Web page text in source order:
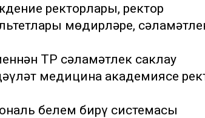
ректорлары, ректор
мөдирләре,
ТР сәламәтлек саклау
медицина академиясе
белем бирү системасы